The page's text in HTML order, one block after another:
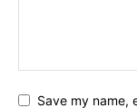
Save my name,